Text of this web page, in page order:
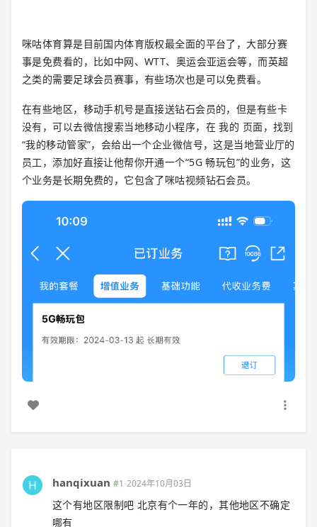
咪咕体育算是目前国内体育版权最全面的平台了，大部分赛
事是免费看的，比如中网、WTT、奥运会亚运会等，而英超
之类的需要足球会员赛事，有些场次也是可以免费看。
在有些地区，移动手机号是直接送钻石会员的，但是有些卡
没有，可以去微信搜索当地移动小程序，在 我的 页面，找到
“我的移动管家”，会给出一个企业微信号，这是当地营业厅的
员工，添加好直接让他帮你开通一个“5G 畅玩包”的业务，这
个业务是长期免费的，它包含了咪咕视频钻石会员。
hanqixuan #1 2024年10月03日
这个有地区限制吧 北京有个一年的，其他地区不确定
哪有